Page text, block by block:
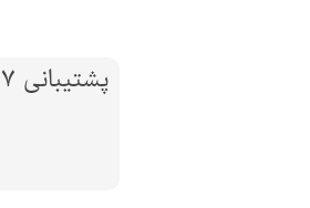
پشتیبانی 7 روزه